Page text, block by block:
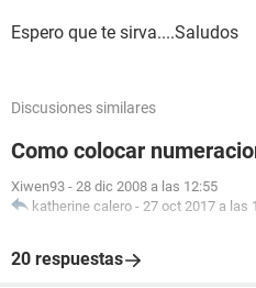
Espero que te sirva....Saludos
Discusiones similares
Como colocar
Xiwen93 - 28 dic 2008 a las 12:55
katherine calero - 27 oct 2017 a las
20 respuestas